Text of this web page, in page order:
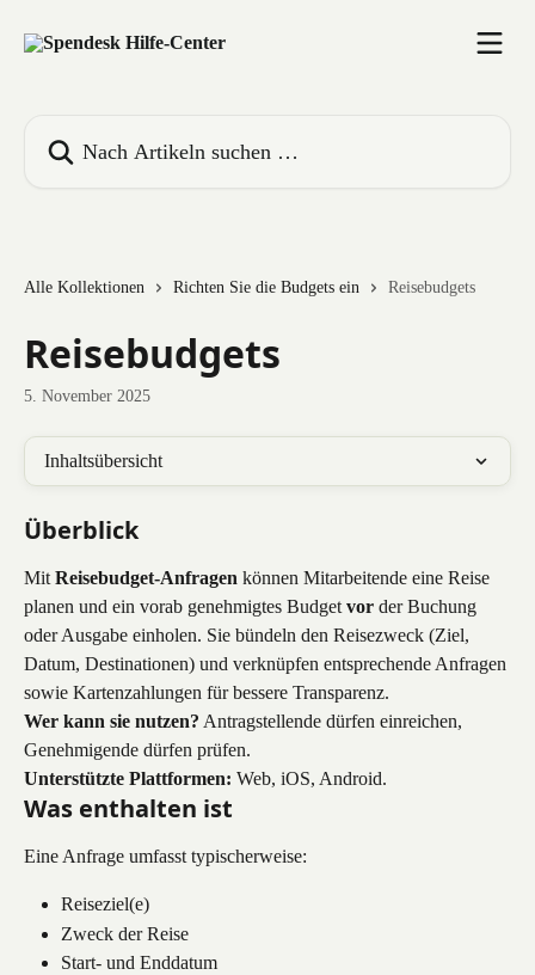
Alle Kollektionen Richten Sie die Budgets ein Reisebudgets
Reisebudgets
5. November 2025
Inhaltsübersicht
Überblick
Mit Reisebudget-Anfragen können Mitarbeitende eine Reise
planen und ein vorab genehmigtes Budget vor der Buchung
oder Ausgabe einholen. Sie bündeln den Reisezweck (Ziel,
Datum, Destinationen) und verknüpfen entsprechende Anfragen
sowie Kartenzahlungen für bessere Transparenz.
Wer kann sie nutzen? Antragstellende dürfen einreichen,
Genehmigende dürfen prüfen.
Unterstützte Plattformen: Web, iOS, Android.
Was enthalten ist
Eine Anfrage umfasst typischerweise:
Reiseziel(e)
Zweck der Reise
Start- und Enddatum